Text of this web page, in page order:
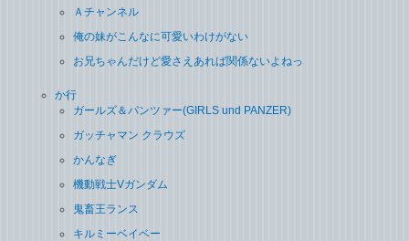
Ａチャンネル
俺の妹がこんなに可愛いわけがない
お兄ちゃんだけど愛さえあれば関係ないよねっ
か行
ガールズ＆パンツァー(GIRLS und PANZER)
ガッチャマン クラウズ
かんなぎ
機動戦士Vガンダム
鬼畜王ランス
キルミーベイベー